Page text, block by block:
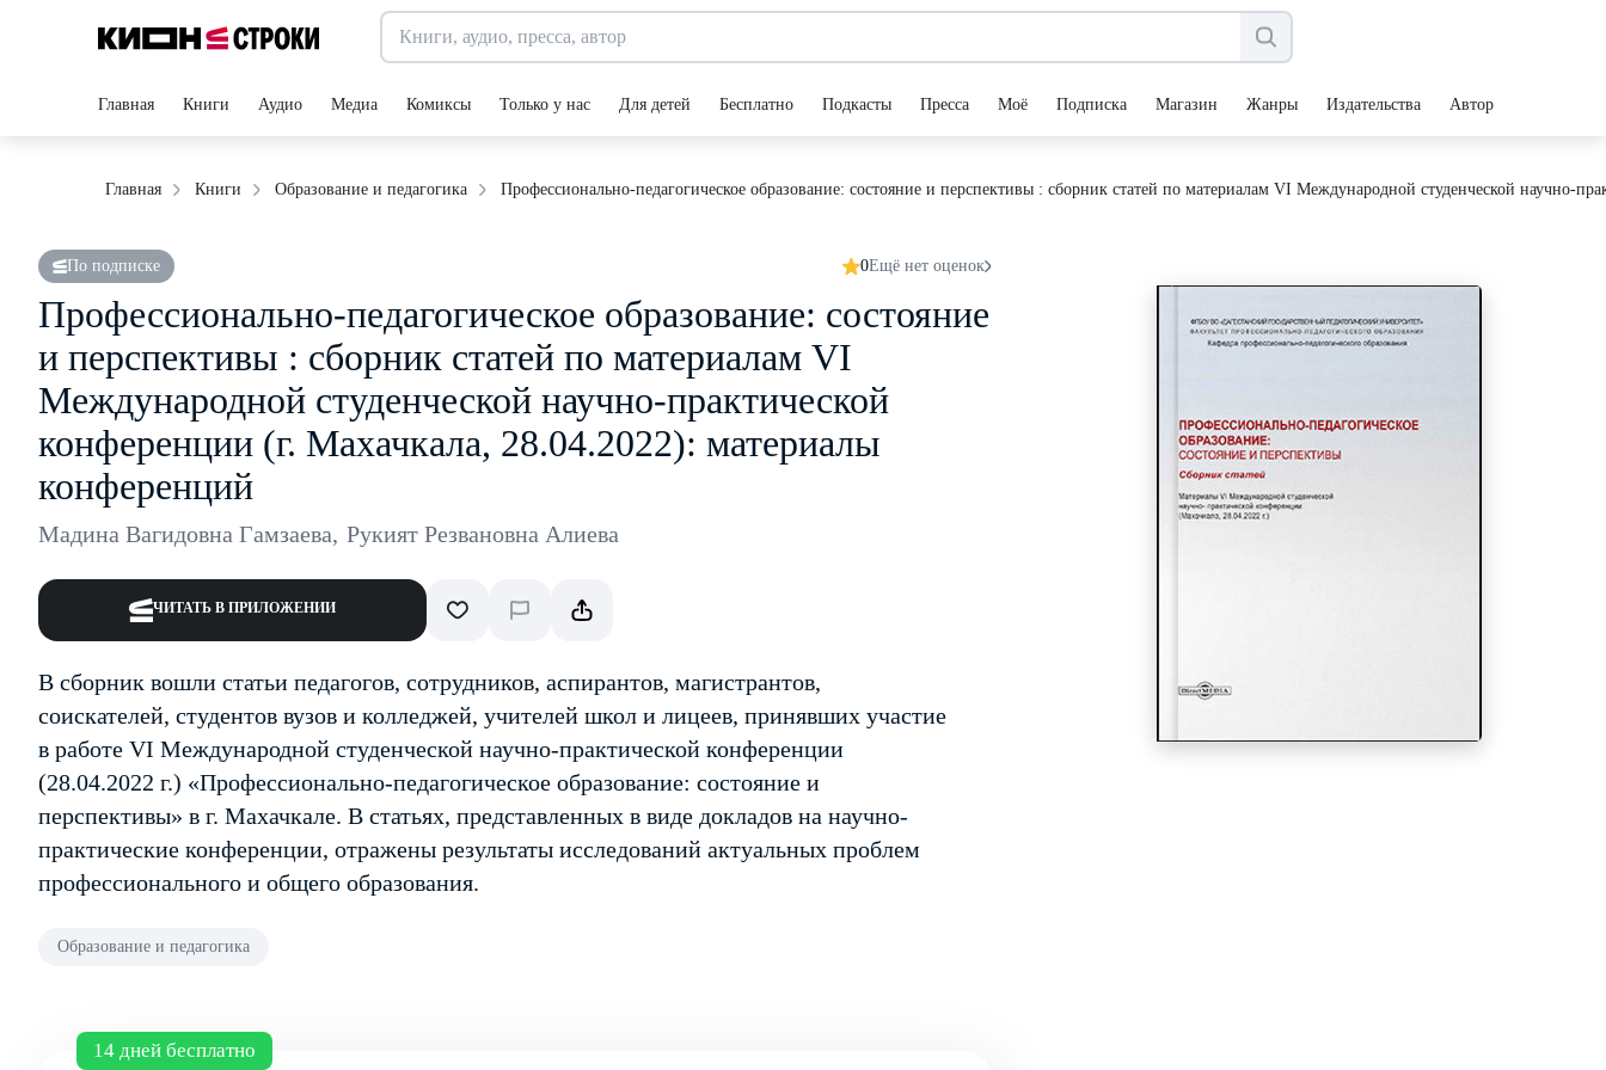
Главная Книги Аудио Медиа Комиксы Только у нас Для детей Бесплатно Подкасты Пресса Моё Подписка Магазин Жанры Издательства Авторы
Главная Книги Образование и педагогика Профессионально-педагогическое образование: состояние и перспективы : сборник статей по материалам VI Международной студенческой научно-
По подписке 0Ещё нет оценок
Профессионально-педагогическое образование: состояние
и перспективы : сборник статей по материалам VI
Международной студенческой научно-практической
конференции (г. Махачкала, 28.04.2022): материалы
конференций
Мадина Вагидовна Гамзаева, Рукият Резвановна Алиева
ЧИТАТЬ В ПРИЛОЖЕНИИ
В сборник вошли статьи педагогов, сотрудников, аспирантов, магистрантов,
соискателей, студентов вузов и колледжей, учителей школ и лицеев, принявших участие
в работе VI Международной студенческой научно-практической конференции
(28.04.2022 г.) «Профессионально-педагогическое образование: состояние и
перспективы» в г. Махачкале. В статьях, представленных в виде докладов на научно-
практические конференции, отражены результаты исследований актуальных проблем
профессионального и общего образования.
Образование и педагогика
14 дней бесплатно